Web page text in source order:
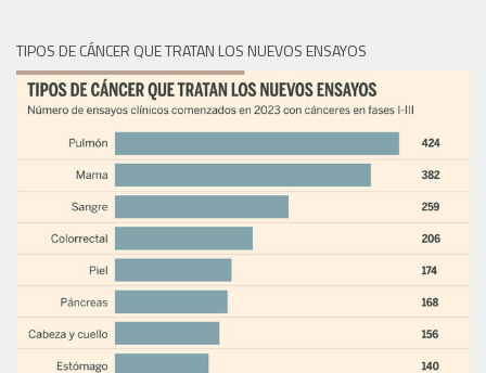
TIPOS DE CÁNCER QUE TRATAN LOS NUEVOS ENSAYOS